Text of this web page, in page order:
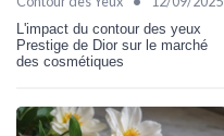
L'impact du contour des yeux
Prestige de Dior sur le marché
des cosmétiques